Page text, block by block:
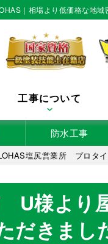
｜相場より低価格な地
工事について
防水工事
塩尻営業所 プロタ
U様より
だきまし